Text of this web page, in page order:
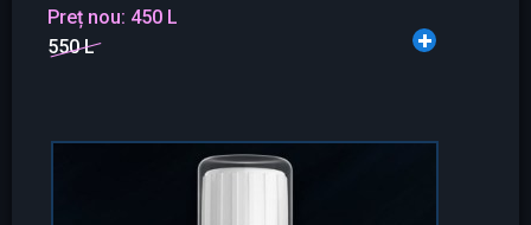
Preț nou: 450 L
550 L